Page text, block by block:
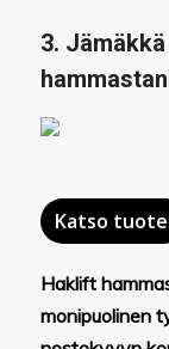
3.
Katso
Haklift
monipuolinen